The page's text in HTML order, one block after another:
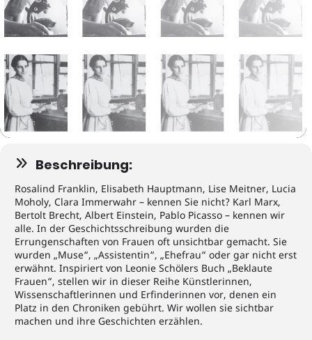
Beschreibung:
Rosalind Franklin, Elisabeth Hauptmann, Lise Meitner, Lucia
Moholy, Clara Immerwahr – kennen Sie nicht? Karl Marx,
Bertolt Brecht, Albert Einstein, Pablo Picasso – kennen wir
alle. In der Geschichtsschreibung wurden die
Errungenschaften von Frauen oft unsichtbar gemacht. Sie
wurden „Muse“, „Assistentin“, „Ehefrau“ oder gar nicht erst
erwähnt. Inspiriert von Leonie Schölers Buch „Beklaute
Frauen“, stellen wir in dieser Reihe Künstlerinnen,
Wissenschaftlerinnen und Erfinderinnen vor, denen ein
Platz in den Chroniken gebührt. Wir wollen sie sichtbar
machen und ihre Geschichten erzählen.